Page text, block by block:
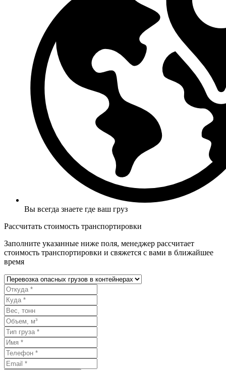
Вы всегда знаете где ваш груз
Рассчитать стоимость транспортировки
Заполните указанные ниже поля, менеджер рассчитает
стоимость транспортировки и свяжется с вами в ближайшее
время